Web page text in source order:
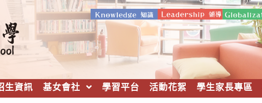
生資訊 基女會社 學習平台 活動花絮 學生家長專區